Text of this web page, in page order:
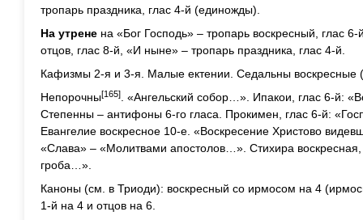
тропарь праздника, глас 4-й (единожды).
На утрене на «Бог Господь» – тропарь воскресный, глас
отцов, глас 8-й, «И ныне» – тропарь праздника, глас 4-й.
Кафизмы 2-я и 3-я. Малые ектении. Седальны воскресные
Непорочны[165]
. «Ангельский собор…». Ипакои, глас 6-й:
Степенны – антифоны 6-го гласа. Прокимен, глас 6-й:
Евангелие воскресное 10-е. «Воскресение Христово
«Слава» – «Молитвами апостолов…». Стихира воскресная,
гроба…».
Каноны (см. в Триоди): воскресный со ирмосом на 4
1-й на 4 и отцов на 6.